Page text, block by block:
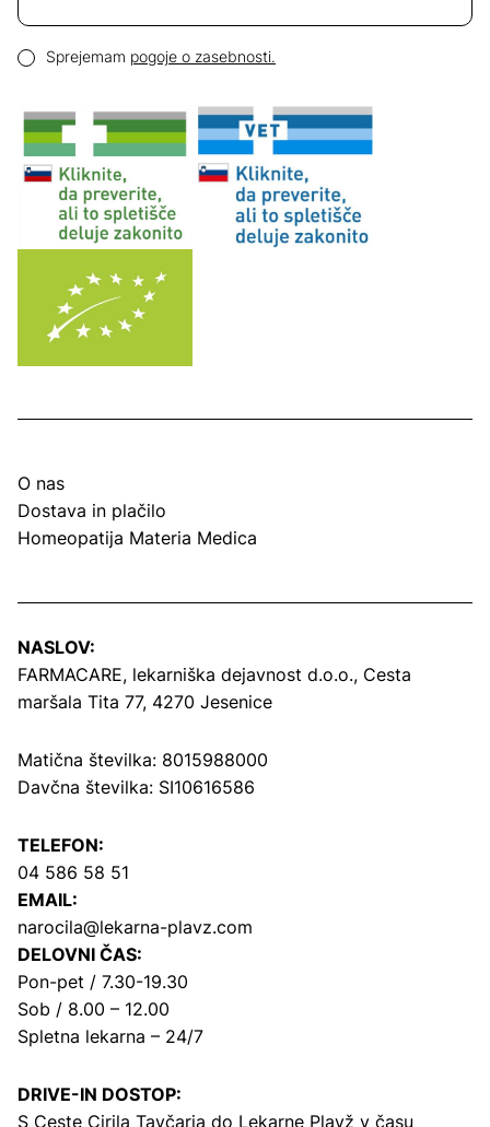
Pogoji zasebnosti
Sprejemam pogoje o zasebnosti.
O nas
Dostava in plačilo
Homeopatija Materia Medica
NASLOV:
FARMACARE, lekarniška dejavnost d.o.o., Cesta
maršala Tita 77, 4270 Jesenice
Matična številka: 8015988000
Davčna številka: SI10616586
TELEFON:
04 586 58 51
EMAIL:
narocila@lekarna-plavz.com
DELOVNI ČAS:
Pon-pet / 7.30-19.30
Sob / 8.00 – 12.00
Spletna lekarna – 24/7
DRIVE-IN DOSTOP:
S Ceste Cirila Tavčarja do Lekarne Plavž v času